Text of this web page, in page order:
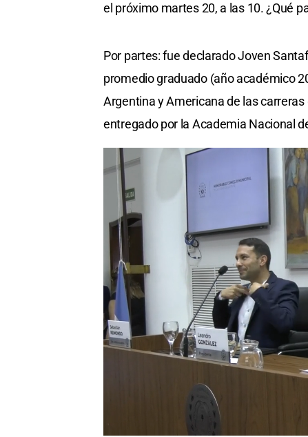
el próximo martes 20, a las 10. ¿Qué
Por partes: fue declarado Joven
promedio graduado (año académico
Argentina y Americana de las
entregado por la Academia Nacional